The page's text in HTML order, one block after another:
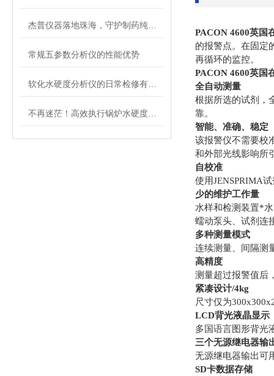
常规五参数分析仪的性能优势
PACON 4600英国
的报警点。在固定
再循环的监控。
PACON 4600英国
全自动测量
根据所选的试剂，
靠。
智能、准确、稳定
该报警仪不需要校
和外部光线影响所
自校准
使用JENSPRIMA
少的维护工作量
水样和检测装置*
蠕动泵头、试剂连
多种测量模式
连续测量、间隔测
高精度
测量超过报警值后
紧凑设计/4kg
尺寸仅为
LCD背光液晶显示
多国语言图形背光
三个无源继电器输
无源继电器输出可
SD卡数据存储